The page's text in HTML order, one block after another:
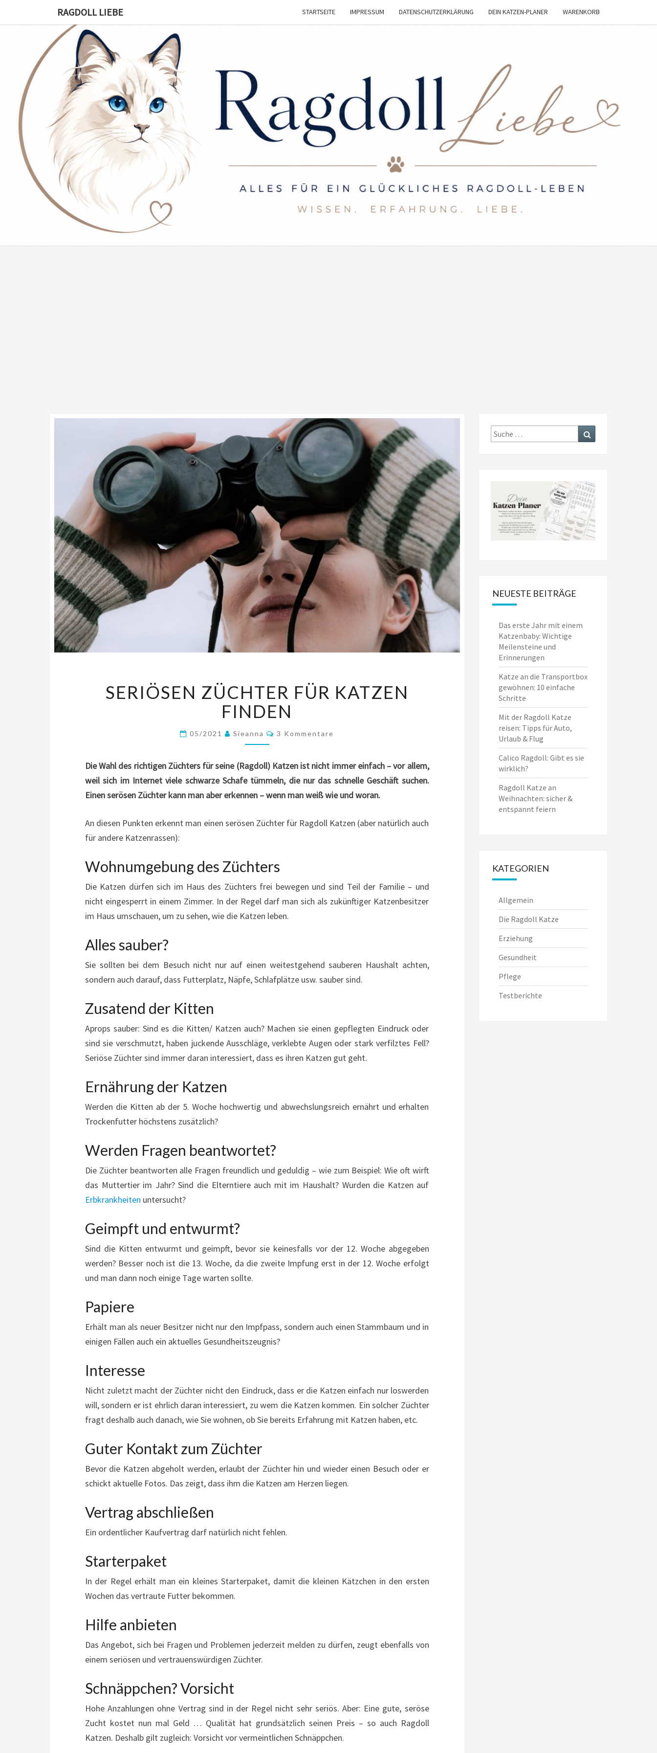
RAGDOLL LIEBE STARTSEITE IMPRESSUM DATENSCHUTZERKLÄRUNG DEIN KATZEN-PLANER WARENKORB
RAGDOLL
LIEBE
Infos
Für Die
Katze
ZÜCHTER
FÜR
KATZEN
SERIÖSEN ZÜCHTER FÜR KATZEN
FINDEN
05/2021 Sieanna Kommentare
3 Kommentare
Die Wahl des richtigen Züchters für seine (Ragdoll) Katzen ist nicht immer einfach – vor allem,
weil sich im Internet viele schwarze Schafe tümmeln, die nur das schnelle Geschäft suchen.
Einen serösen Züchter kann man aber erkennen – wenn man weiß wie und woran.
An diesen Punkten erkennt man einen serösen Züchter für Ragdoll Katzen (aber natürlich auch
für andere Katzenrassen):
Wohnumgebung des Züchters
Die Katzen dürfen sich im Haus des Züchters frei bewegen und sind Teil der Familie – und
nicht eingesperrt in einem Zimmer. In der Regel darf man sich als zukünftiger Katzenbesitzer
im Haus umschauen, um zu sehen, wie die Katzen leben.
Alles sauber?
Sie sollten bei dem Besuch nicht nur auf einen weitestgehend sauberen Haushalt achten,
sondern auch darauf, dass Futterplatz, Näpfe, Schlafplätze usw. sauber sind.
Zusatend der Kitten
Aprops sauber: Sind es die Kitten/ Katzen auch? Machen sie einen gepflegten Eindruck oder
sind sie verschmutzt, haben juckende Ausschläge, verklebte Augen oder stark verfilztes Fell?
Seriöse Züchter sind immer daran interessiert, dass es ihren Katzen gut geht.
Ernährung der Katzen
Werden die Kitten ab der 5. Woche hochwertig und abwechslungsreich ernährt und erhalten
Trockenfutter höchstens zusätzlich?
Werden Fragen beantwortet?
Die Züchter beantworten alle Fragen freundlich und geduldig – wie zum Beispiel: Wie oft wirft
das Muttertier im Jahr? Sind die Elterntiere auch mit im Haushalt? Wurden die Katzen auf
Erbkrankheiten untersucht?
Geimpft und entwurmt?
Sind die Kitten entwurmt und geimpft, bevor sie keinesfalls vor der 12. Woche abgegeben
werden? Besser noch ist die 13. Woche, da die zweite Impfung erst in der 12. Woche erfolgt
und man dann noch einige Tage warten sollte.
Papiere
Erhält man als neuer Besitzer nicht nur den Impfpass, sondern auch einen Stammbaum und in
einigen Fällen auch ein aktuelles Gesundheitszeugnis?
Interesse
Nicht zuletzt macht der Züchter nicht den Eindruck, dass er die Katzen einfach nur loswerden
will, sondern er ist ehrlich daran interessiert, zu wem die Katzen kommen. Ein solcher Züchter
fragt deshalb auch danach, wie Sie wohnen, ob Sie bereits Erfahrung mit Katzen haben, etc.
Guter Kontakt zum Züchter
Bevor die Katzen abgeholt werden, erlaubt der Züchter hin und wieder einen Besuch oder er
schickt aktuelle Fotos. Das zeigt, dass ihm die Katzen am Herzen liegen.
Vertrag abschließen
Ein ordentlicher Kaufvertrag darf natürlich nicht fehlen.
Starterpaket
In der Regel erhält man ein kleines Starterpaket, damit die kleinen Kätzchen in den ersten
Wochen das vertraute Futter bekommen.
Hilfe anbieten
Das Angebot, sich bei Fragen und Problemen jederzeit melden zu dürfen, zeugt ebenfalls von
einem seriösen und vertrauenswürdigen Züchter.
Schnäppchen? Vorsicht
Hohe Anzahlungen ohne Vertrag sind in der Regel nicht sehr seriös. Aber: Eine gute, seröse
Zucht kostet nun mal Geld … Qualität hat grundsätzlich seinen Preis – so auch Ragdoll
Katzen. Deshalb gilt zugleich: Vorsicht vor vermeintlichen Schnäppchen.
Suche
nach:
NEUESTE BEITRÄGE
Das erste Jahr mit einem
Katzenbaby: Wichtige
Meilensteine und
Erinnerungen
Katze an die Transportbox
gewöhnen: 10 einfache
Schritte
Mit der Ragdoll Katze
reisen: Tipps für Auto,
Urlaub & Flug
Calico Ragdoll: Gibt es sie
wirklich?
Ragdoll Katze an
Weihnachten: sicher &
entspannt feiern
KATEGORIEN
Allgemein
Die Ragdoll Katze
Erziehung
Gesundheit
Pflege
Testberichte